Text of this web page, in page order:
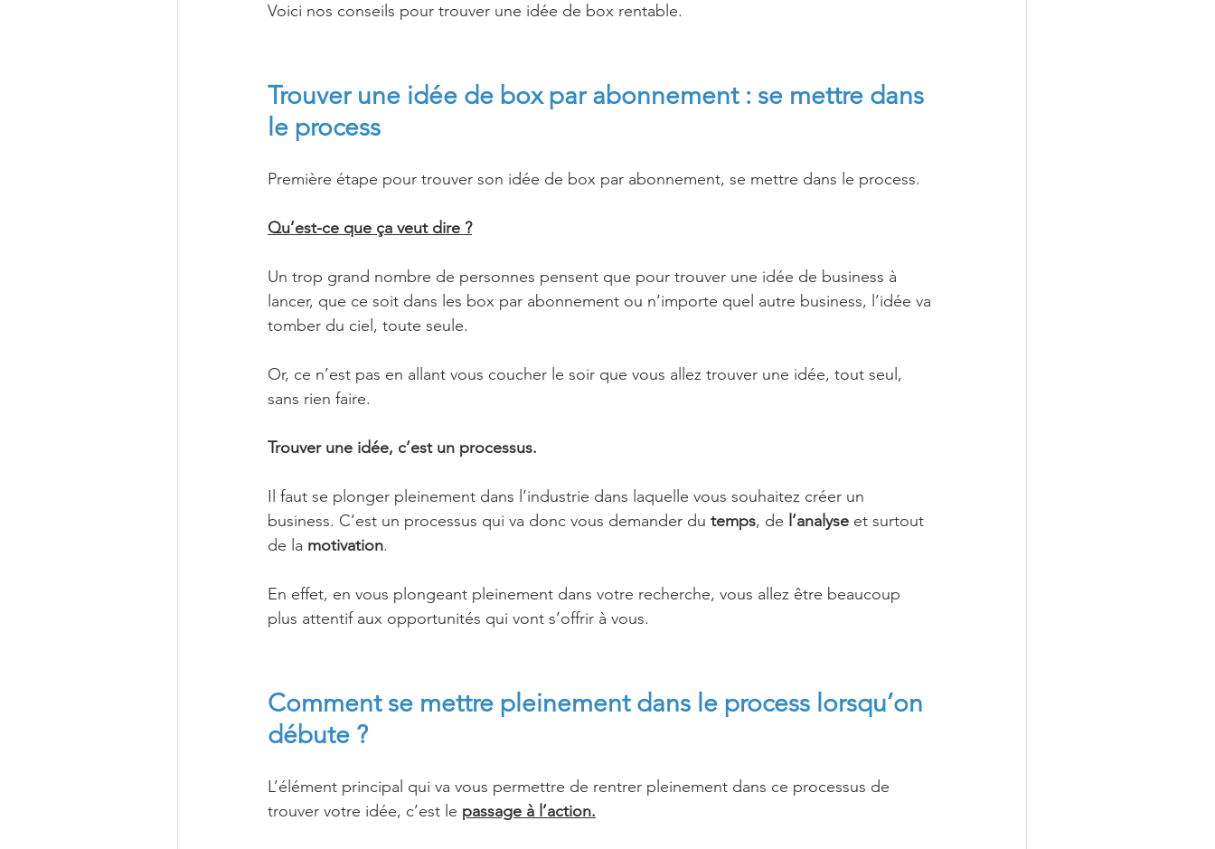
Voici nos conseils pour trouver une idée de box rentable.
Trouver une idée de box par abonnement : se mettre dans
le process
Première étape pour trouver son idée de box par abonnement, se mettre dans le process.
Qu’est-ce que ça veut dire ?
Un trop grand nombre de personnes pensent que pour trouver une idée de business à
lancer, que ce soit dans les box par abonnement ou n’importe quel autre business, l’idée va
tomber du ciel, toute seule.
Or, ce n’est pas en allant vous coucher le soir que vous allez trouver une idée, tout seul,
sans rien faire.
Trouver une idée, c’est un processus.
Il faut se plonger pleinement dans l’industrie dans laquelle vous souhaitez créer un
business. C’est un processus qui va donc vous demander du temps, de l’analyse et surtout
de la motivation.
En effet, en vous plongeant pleinement dans votre recherche, vous allez être beaucoup
plus attentif aux opportunités qui vont s’offrir à vous.
Comment se mettre pleinement dans le process lorsqu’on
débute ?
L’élément principal qui va vous permettre de rentrer pleinement dans ce processus de
trouver votre idée, c’est le passage à l’action.